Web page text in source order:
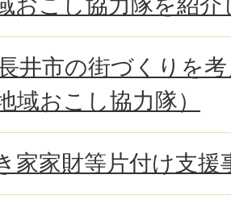
おこし協力隊を紹介
井市の街づくりを
域おこし協力隊）
家家財等片付け支